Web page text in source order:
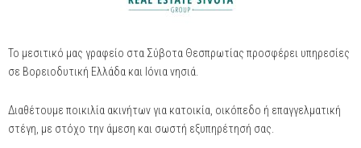
Το μεσιτικό μας γραφείο στα Σύβοτα Θεσπρωτίας προσφέρει υπηρεσίες
σε Βορειοδυτική Ελλάδα και Ιόνια νησιά.
Διαθέτουμε ποικιλία ακινήτων για κατοικία, οικόπεδο ή επαγγελματική
στέγη, με στόχο την άμεση και σωστή εξυπηρέτησή σας.